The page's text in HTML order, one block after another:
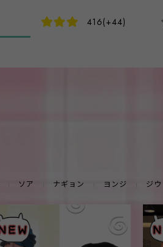
416(+44)
ソア ナギョン ヨンジ ジウ